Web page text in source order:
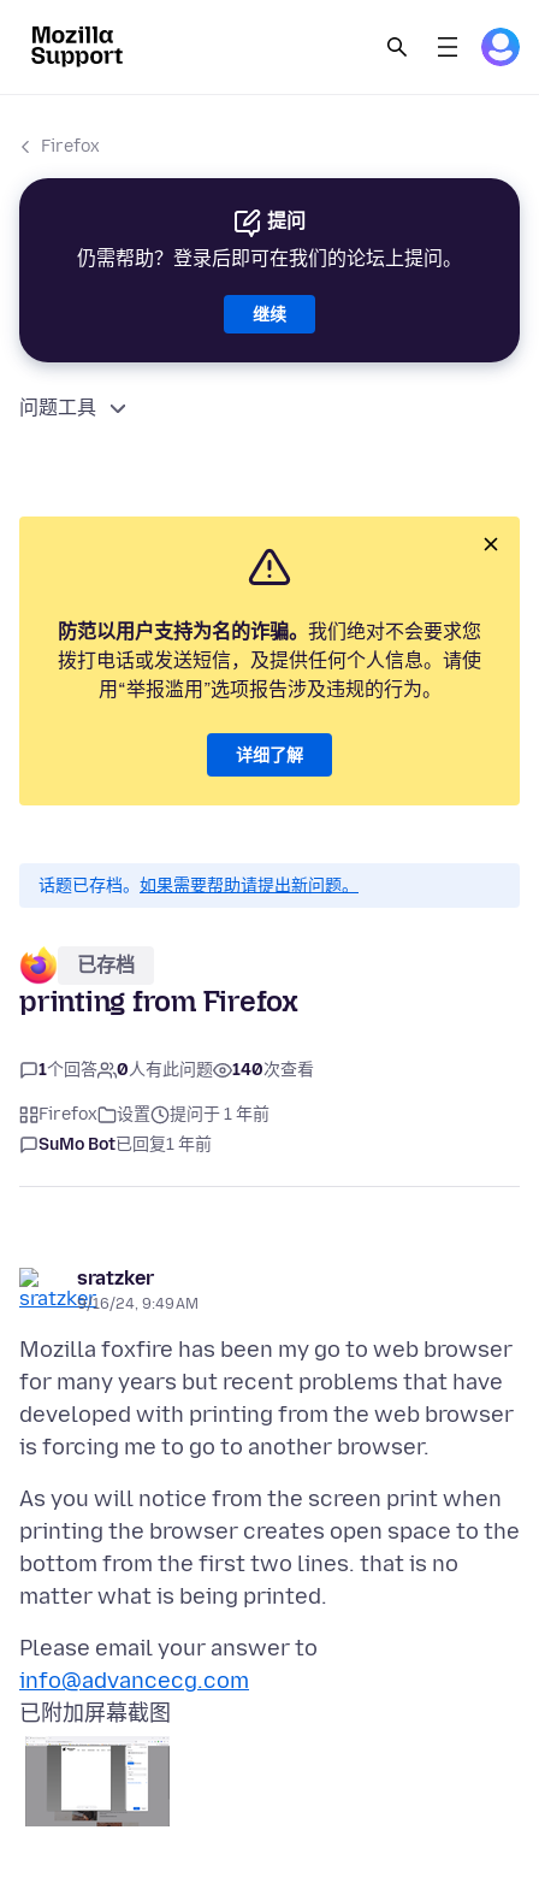
Firefox
提问
仍需帮助？登录后即可在我们的论坛上提问。
继续
问题工具
防范以用户支持为名的诈骗。 我们绝对不会要求您
拨打电话或发送短信，及提供任何个人信息。请使
用“举报滥用”选项报告涉及违规的行为。
详细了解
话题已存档。 如果需要帮助请提出新问题。
已存档
printing from Firefox
1个回答 0人有此问题 140次查看
Firefox 设置
提问于 1 年前
SuMo Bot已回复1 年前
sratzker
9/16/24, 9:49 AM
Mozilla foxfire has been my go to web browser
for many years but recent problems that have
developed with printing from the web browser
As you will notice from the screen print when
printing the browser creates open space to the
bottom from the first two lines. that is no
Please email your answer to
info@advancecg.com
已附加屏幕截图